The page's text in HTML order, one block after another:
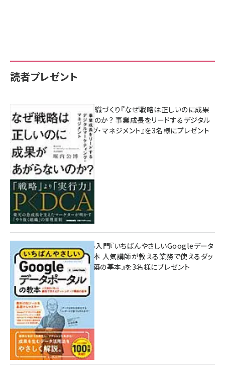
読者プレゼント
成果を生む組織づくり『なぜ戦略は正しいのに成果
があがらないのか？ 事業成長をリードするデジタル
マーケティング・マネジメント』を3名様にプレゼント
8月7日 10:00
無料BIツール入門『いちばんやさしいGoogleデータ
ポータルの教本 人気講師が教える業務で使えるダッ
シュボード構築の基本』を3名様にプレゼント
7月31日 10:00